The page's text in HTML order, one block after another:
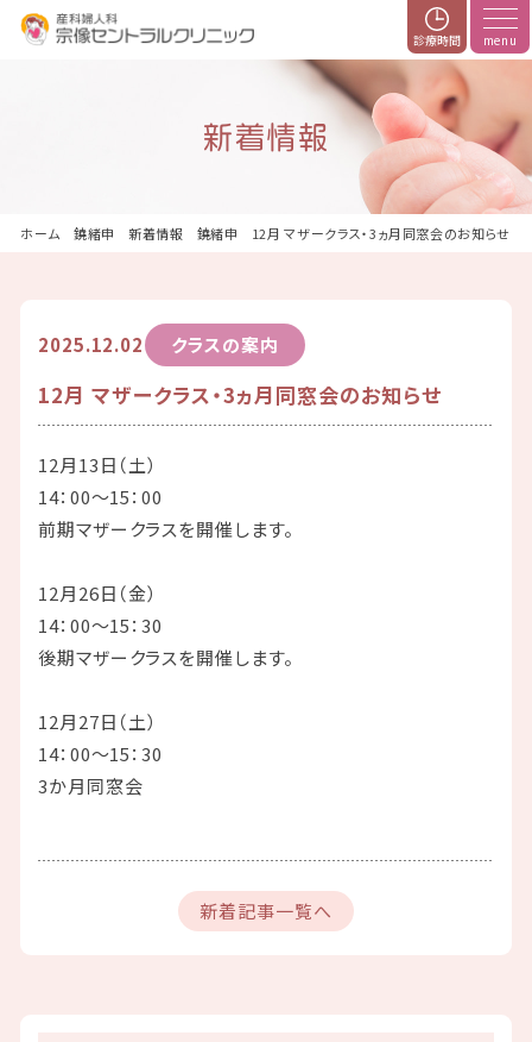
診療時間
新着情報
ホーム 新着情報 12月 マザークラス・3ヵ月同窓会のお知らせ
2025.12.02 クラスの案内
12月 マザークラス・3ヵ月同窓会のお知らせ
12月13日（土）
14：00～15：00
前期マザークラスを開催します。
12月26日（金）
14：00～15：30
後期マザークラスを開催します。
12月27日（土）
14：00～15：30
3か月同窓会
新着記事一覧へ